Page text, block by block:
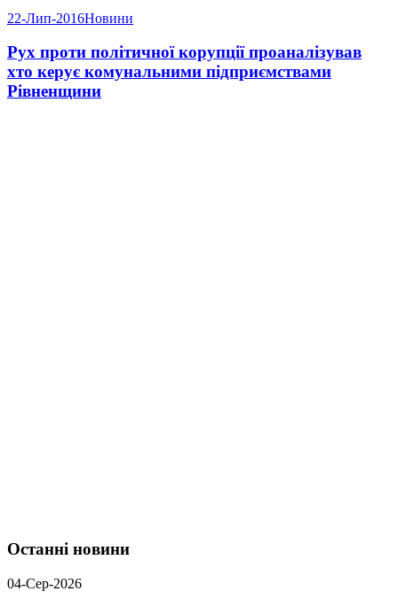
22-Лип-2016Новини
Рух проти політичної корупції проаналізував
хто керує комунальними підприємствами
Рівненщини
Останні новини
04-Сер-2026